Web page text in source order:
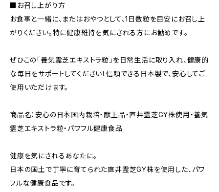
■お召し上がり方
お食事と一緒に、またはおやつとして、1日数粒を目安にお召し上
がりください。特に健康維持を気にされる方にお勧めです。
ぜひこの「養気霊芝エキストラ粒」を日常生活に取り入れ、健康的
な毎日をサポートしてください！信頼できる日本製で、安心してご
使用いただけます。
商品名：安心の日本国内栽培・献上品・直井霊芝GY株使用・養気
霊芝エキストラ粒・パワフル健康食品
健康を気にされるあなたに。
日本の国土で丁寧に育てられた直井霊芝GY株を使用した、パワ
フルな健康食品です。